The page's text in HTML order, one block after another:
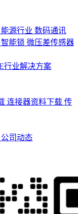
能源行业 数码通讯
智能锁 微压差传感器
行业解决方案
连接器资料下载 传
公司动态